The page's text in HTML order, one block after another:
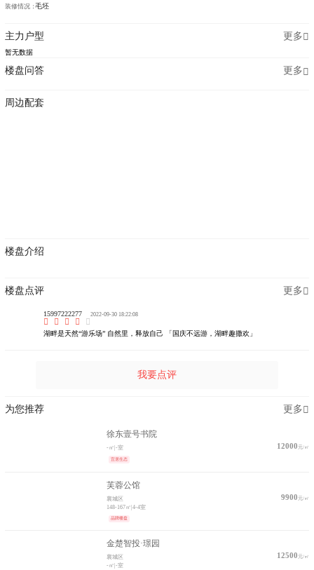
装修情况：毛坯
主力户型 更多
暂无数据
楼盘问答 更多
周边配套
楼盘介绍
楼盘点评 更多
15997222277 2022-09-30 18:22:08
湖畔是天然“游乐场” 自然里，释放自己 「国庆不远游，湖畔趣撒欢」
我要点评
为您推荐 更多
徐东壹号书院
12000元/㎡
-㎡ |-室
宜居生态
芙蓉公馆
襄城区 9900元/㎡
148-167㎡ |4-4室
品牌楼盘
金楚智投·璟园
襄城区 12500元/㎡
-㎡ |-室